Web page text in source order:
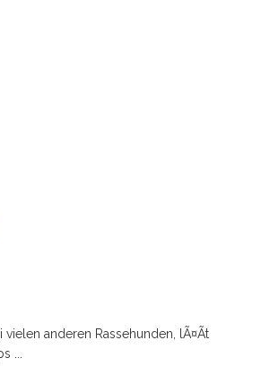
anderen Rassehunden, lÃ¤Ãt
...